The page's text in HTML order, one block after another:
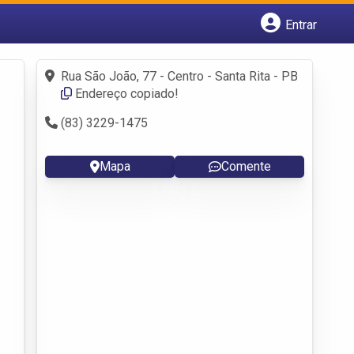
Entrar
Fazer login
Criar conta
Rua São João, 77 - Centro - Santa Rita - PB
Endereço copiado!
(83) 3229-1475
Mapa Comente